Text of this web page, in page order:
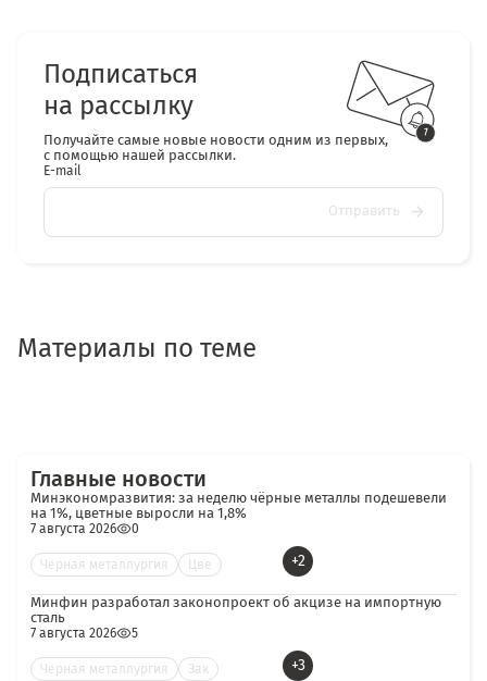
Подписаться
на рассылку
Получайте самые новые новости одним из первых,
с помощью нашей рассылки.
E-mail
Отправить
Материалы по теме
Главные новости
Минэкономразвития: за неделю чёрные металлы подешевели
на 1%, цветные выросли на 1,8%
7 августа 2026 0
Черная металлургия Цве +2
Минфин разработал законопроект об акцизе на импортную
сталь
7 августа 2026 5
Черная металлургия Зак +3